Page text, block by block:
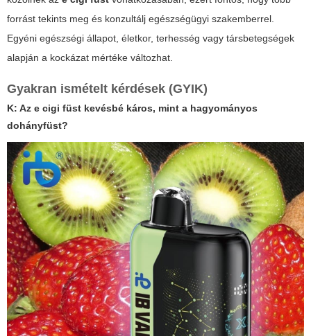
forrást tekints meg és konzultálj egészségügyi szakemberrel.
Egyéni egészségi állapot, életkor, terhesség vagy társbetegségek
alapján a kockázat mértéke változhat.
Gyakran ismételt kérdések (GYIK)
K: Az e cigi füst kevésbé káros, mint a hagyományos
dohányfüst?